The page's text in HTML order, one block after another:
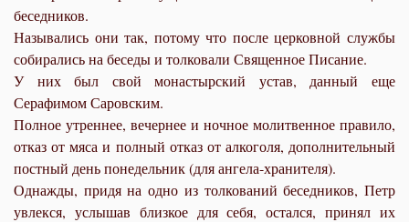
беседников.
Назывались они так, потому что после церковной службы
собирались на беседы и толковали Священное Писание.
У них был свой монастырский устав, данный еще
Серафимом Саровским.
Полное утреннее, вечернее и ночное молитвенное правило,
отказ от мяса и полный отказ от алкоголя, дополнительный
постный день понедельник (для ангела-хранителя).
Однажды, придя на одно из толкований беседников, Петр
увлекся, услышав близкое для себя, остался, принял их